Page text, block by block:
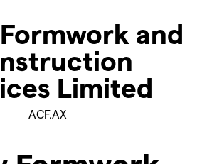
and
Limited
ACF.AX